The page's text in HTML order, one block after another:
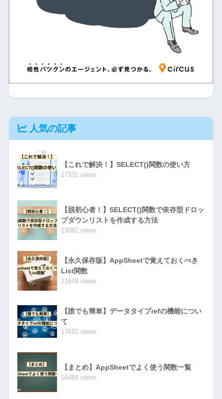
人気の記事
【これで解決！】SELECT()関数の使い方
27331 views
【脱初心者！】SELECT()関数で依存型ドロッ
プダウンリストを作成する方法
23082 views
【永久保存版】AppSheetで覚えておくべき
List関数
21649 views
【誰でも簡単】データタイプrefの機能につい
て
17692 views
【まとめ】AppSheetでよく使う関数一覧
16484 views